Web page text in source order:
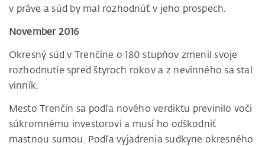
v práve a súd by mal rozhodnúť v jeho prospech.
November 2016
Okresný súd v Trenčíne o 180 stupňov zmenil svoje
rozhodnutie spred štyroch rokov a z nevinného sa stal
vinník.
Mesto Trenčín sa podľa nového verdiktu previnilo voči
súkromnému investorovi a musí ho odškodniť
mastnou sumou. Podľa vyjadrenia sudkyne okresného